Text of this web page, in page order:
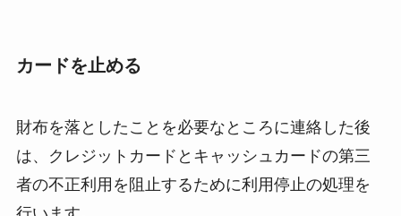
カードを止める
財布を落としたことを必要なところに連絡した後
は、クレジットカードとキャッシュカードの第三
者の不正利用を阻止するために利用停止の処理を